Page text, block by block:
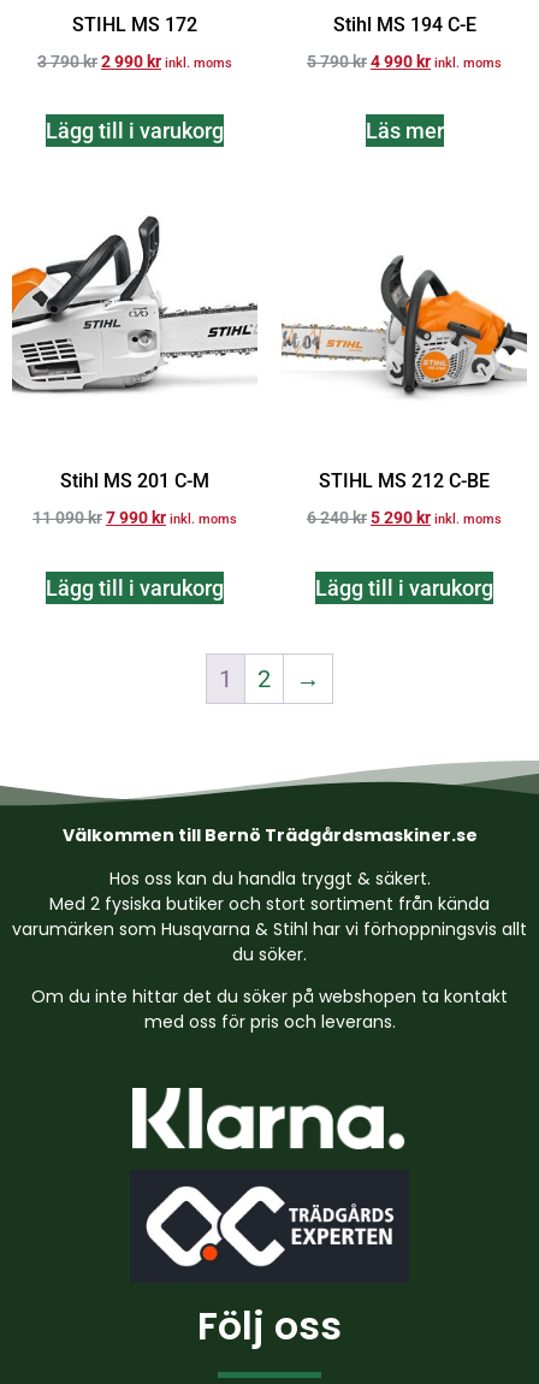
STIHL MS 172
3 790kr2 990kr inkl. moms
Lägg till i varukorg
Stihl MS 194 C-E
5 790kr4 990kr inkl. moms
Läs mer
Stihl MS 201 C-M
11 090kr7 990 kr inkl. moms
Lägg till i varukorg
STIHL MS 212 C-BE
6 240kr5 290 kr inkl. moms
Lägg till i varukorg
1 2 →
Välkommen till Bernö Trädgårdsmaskiner.se
Hos oss kan du handla tryggt & säkert.
Med 2 fysiska butiker och stort sortiment från kända
varumärken som Husqvarna & Stihl har vi förhoppningsvis allt
du söker.
Om du inte hittar det du söker på webshopen ta kontakt
med oss för pris och leverans.
Följ oss